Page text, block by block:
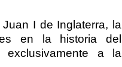
I de Inglaterra, la
en la historia del
exclusivamente a la